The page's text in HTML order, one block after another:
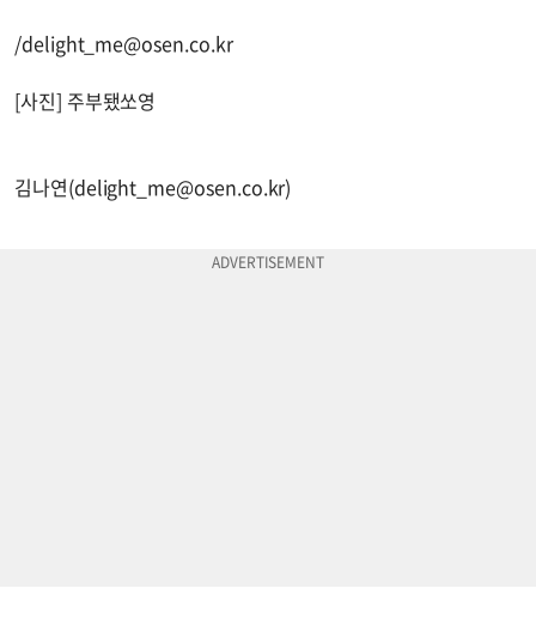
/delight_me@osen.co.kr
[사진] 주부됐쏘영
김나연(delight_me@osen.co.kr)